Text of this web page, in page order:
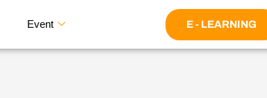
Event E - LEARNING